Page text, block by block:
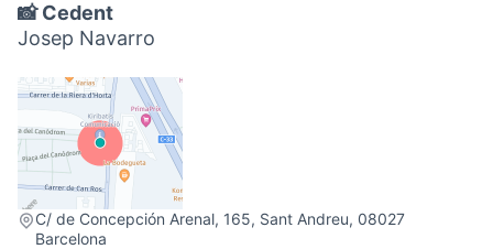
📸 Cedent
Josep Navarro
C/ de Concepción Arenal, 165, Sant Andreu, 08027
Barcelona
(Link externo)